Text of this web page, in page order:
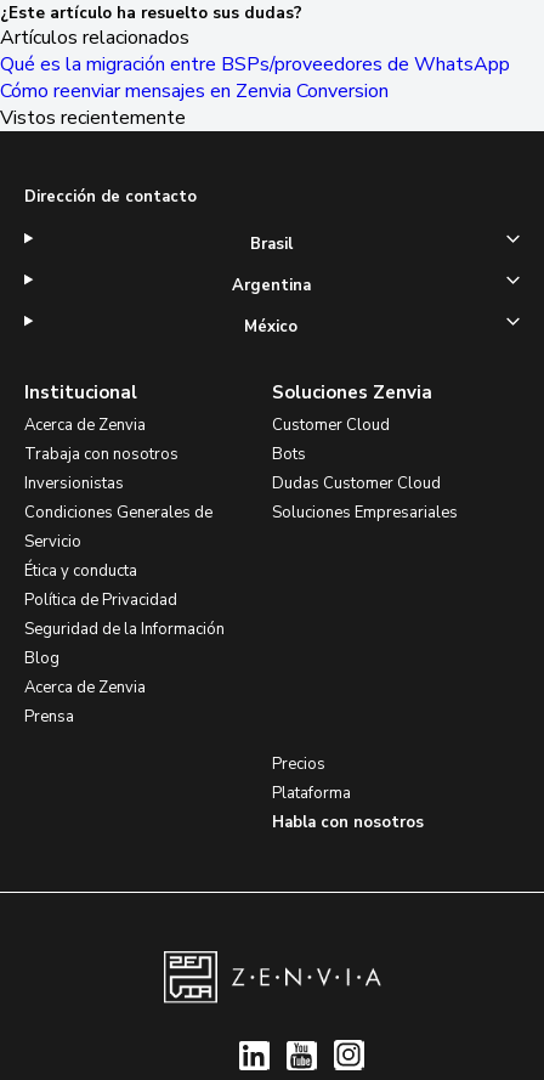
¿Este artículo ha resuelto sus dudas?
Artículos relacionados
Qué es la migración entre BSPs/proveedores de WhatsApp
Cómo reenviar mensajes en Zenvia Conversion
Vistos recientemente
Institucional
Acerca de Zenvia
Trabaja con nosotros
Inversionistas
Condiciones Generales de
Servicio
Ética y conducta
Política de Privacidad
Seguridad de la Información
Blog
Acerca de Zenvia
Prensa
Soluciones Zenvia
Customer Cloud
Bots
Dudas Customer Cloud
Soluciones Empresariales
Precios
Plataforma
Habla con nosotros
Dirección de contacto
Brasil
Argentina
México